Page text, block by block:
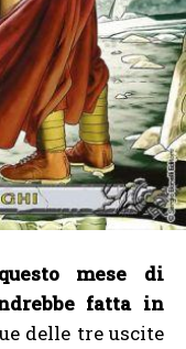
mese di
fatta in
delle tre uscite